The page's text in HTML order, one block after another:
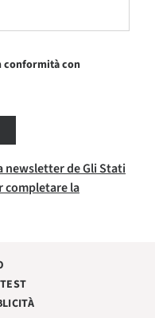
conformità con
newsletter de Gli Stati
completare la